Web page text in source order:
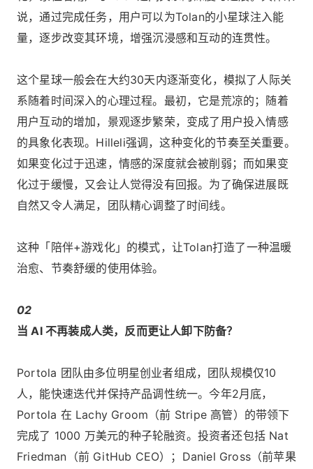
说，通过完成任务，用户可以为Tolan的小星球注入能
量，逐步改变其环境，增强沉浸感和互动的连贯性。
这个星球一般会在大约30天内逐渐变化，模拟了人际关
系随着时间深入的心理过程。最初，它是荒凉的；随着
用户互动的增加，景观逐步繁荣，变成了用户投入情感
的具象化表现。Hilleli强调，这种变化的节奏至关重要。
如果变化过于迅速，情感的深度就会被削弱；而如果变
化过于缓慢，又会让人觉得没有回报。为了确保进展既
自然又令人满足，团队精心调整了时间线。
这种「陪伴+游戏化」的模式，让Tolan打造了一种温暖
治愈、节奏舒缓的使用体验。
02
当 AI 不再装成人类，反而更让人卸下防备？
Portola 团队由多位明星创业者组成，团队规模仅10
人，能快速迭代并保持产品调性统一。今年2月底，
Portola 在 Lachy Groom（前 Stripe 高管）的带领下
完成了 1000 万美元的种子轮融资。投资者还包括 Nat
Friedman（前 GitHub CEO）；Daniel Gross（前苹果